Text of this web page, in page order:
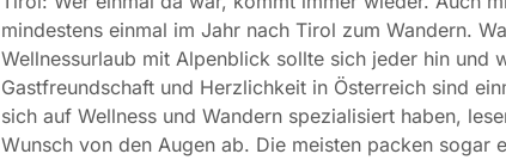
mindestens einmal im Jahr nach Tirol zum Wandern.
Wellnessurlaub mit Alpenblick sollte sich jeder hin und
Gastfreundschaft und Herzlichkeit in Österreich sind
sich auf Wellness und Wandern spezialisiert haben,
Wunsch von den Augen ab. Die meisten packen sogar